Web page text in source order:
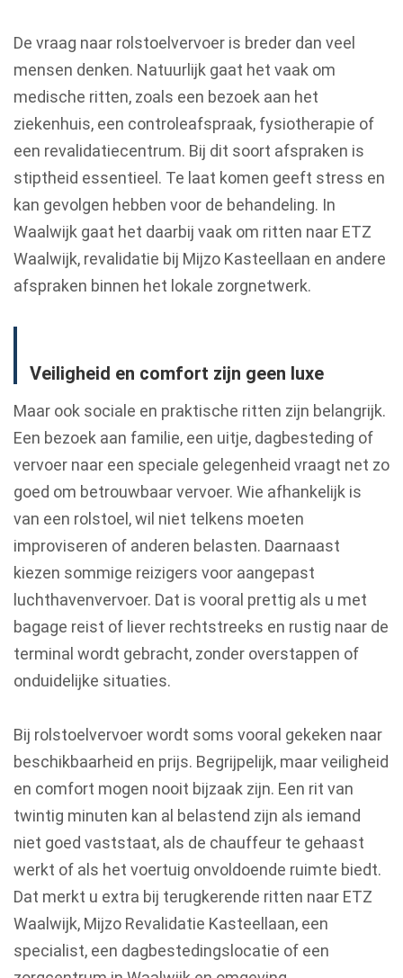
De vraag naar rolstoelvervoer is breder dan veel
mensen denken. Natuurlijk gaat het vaak om
medische ritten, zoals een bezoek aan het
ziekenhuis, een controleafspraak, fysiotherapie of
een revalidatiecentrum. Bij dit soort afspraken is
stiptheid essentieel. Te laat komen geeft stress en
kan gevolgen hebben voor de behandeling. In
Waalwijk gaat het daarbij vaak om ritten naar ETZ
Waalwijk, revalidatie bij Mijzo Kasteellaan en andere
afspraken binnen het lokale zorgnetwerk.
Veiligheid en comfort zijn geen luxe
Maar ook sociale en praktische ritten zijn belangrijk.
Een bezoek aan familie, een uitje, dagbesteding of
vervoer naar een speciale gelegenheid vraagt net zo
goed om betrouwbaar vervoer. Wie afhankelijk is
van een rolstoel, wil niet telkens moeten
improviseren of anderen belasten. Daarnaast
kiezen sommige reizigers voor aangepast
luchthavenvervoer. Dat is vooral prettig als u met
bagage reist of liever rechtstreeks en rustig naar de
terminal wordt gebracht, zonder overstappen of
onduidelijke situaties.
Bij rolstoelvervoer wordt soms vooral gekeken naar
beschikbaarheid en prijs. Begrijpelijk, maar veiligheid
en comfort mogen nooit bijzaak zijn. Een rit van
twintig minuten kan al belastend zijn als iemand
niet goed vaststaat, als de chauffeur te gehaast
werkt of als het voertuig onvoldoende ruimte biedt.
Dat merkt u extra bij terugkerende ritten naar ETZ
Waalwijk, Mijzo Revalidatie Kasteellaan, een
specialist, een dagbestedingslocatie of een